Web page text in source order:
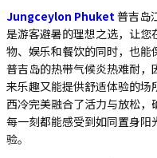
Jungceylon Phuket 普吉岛
是游客避暑的理想之选，让您
物、娱乐和餐饮的同时，也能
普吉岛的热带气候炎热难耐，
来乐趣又能提供舒适体验的场
西冷完美融合了活力与放松，
每一刻都能感受到如同置身阳
验。